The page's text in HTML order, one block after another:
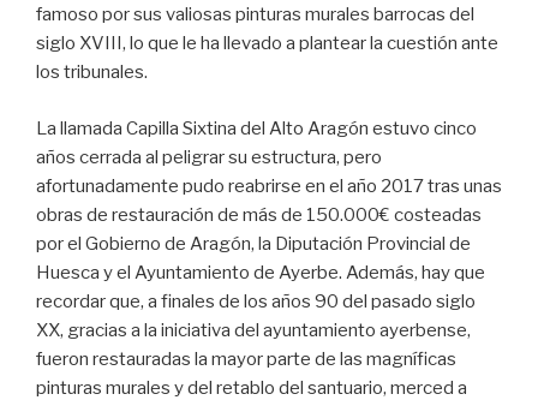
famoso por sus valiosas pinturas murales barrocas del
siglo XVIII, lo que le ha llevado a plantear la cuestión ante
los tribunales.
La llamada Capilla Sixtina del Alto Aragón estuvo cinco
años cerrada al peligrar su estructura, pero
afortunadamente pudo reabrirse en el año 2017 tras unas
obras de restauración de más de 150.000€ costeadas
por el Gobierno de Aragón, la Diputación Provincial de
Huesca y el Ayuntamiento de Ayerbe. Además, hay que
recordar que, a finales de los años 90 del pasado siglo
XX, gracias a la iniciativa del ayuntamiento ayerbense,
fueron restauradas la mayor parte de las magníficas
pinturas murales y del retablo del santuario, merced a